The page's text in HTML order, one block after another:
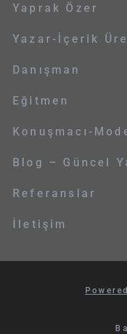
Yaprak Özer
Yazar-İçerik
Danışman
Eğitmen
Konuşmacı-
Blog – Güncel
Referanslar
İletişim